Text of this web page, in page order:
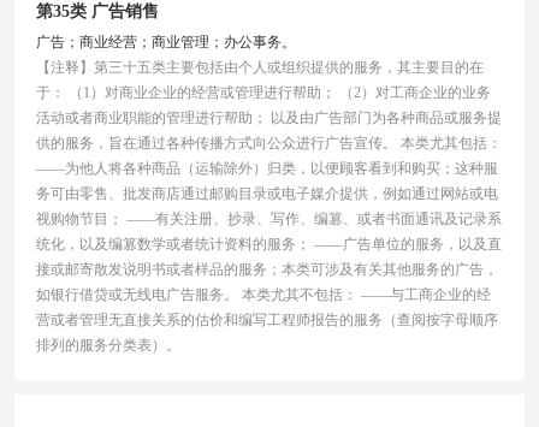
第35类 广告销售
广告；商业经营；商业管理；办公事务。
【注释】第三十五类主要包括由个人或组织提供的服务，其主要目的在
于： （1）对商业企业的经营或管理进行帮助； （2）对工商企业的业务
活动或者商业职能的管理进行帮助； 以及由广告部门为各种商品或服务提
供的服务，旨在通过各种传播方式向公众进行广告宣传。 本类尤其包括：
——为他人将各种商品（运输除外）归类，以便顾客看到和购买；这种服
务可由零售、批发商店通过邮购目录或电子媒介提供，例如通过网站或电
视购物节目； ——有关注册、抄录、写作、编篡、或者书面通讯及记录系
统化，以及编篡数学或者统计资料的服务； ——广告单位的服务，以及直
接或邮寄散发说明书或者样品的服务；本类可涉及有关其他服务的广告，
如银行借贷或无线电广告服务。 本类尤其不包括： ——与工商企业的经
营或者管理无直接关系的估价和编写工程师报告的服务（查阅按字母顺序
排列的服务分类表）。